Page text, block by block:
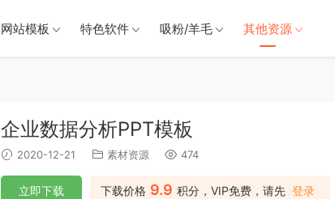
网站模板 特色软件 吸粉/羊毛 其他资源
企业数据分析PPT模板
2020-12-21 素材资源 474
下载价格 9.9 积分，VIP免费，请先 登录
立即下载